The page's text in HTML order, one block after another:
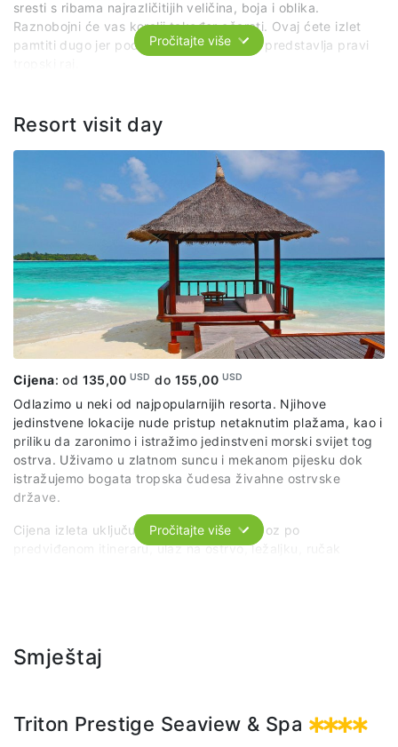
sresti s ribama najrazličitijih veličina, boja i oblika.
Raznobojni će vas koralji također očarati. Ovaj ćete izlet
pamtiti dugo jer podvodni svijet Maldiva predstavlja pravi
predstavnika agencije i lokalnog vodiča, opremu za
ronjenje.
Pročitajte više
Resort visit day
Cijena: od 135,00 USD do 155,00 USD
Odlazimo u neki od najpopularnijih resorta. Njihove
jedinstvene lokacije nude pristup netaknutim plažama, kao i
priliku da zaronimo i istražimo jedinstveni morski svijet tog
ostrva. Uživamo u zlatnom suncu i mekanom pijesku dok
istražujemo bogata tropska čudesa živahne ostrvske
države.
Cijena izleta uključuje: organizovani prevoz po
predviđenom itineraru, ulaz na ostrvo, ležaljku, ručak
Pročitajte više
Smještaj
Triton Prestige Seaview & Spa